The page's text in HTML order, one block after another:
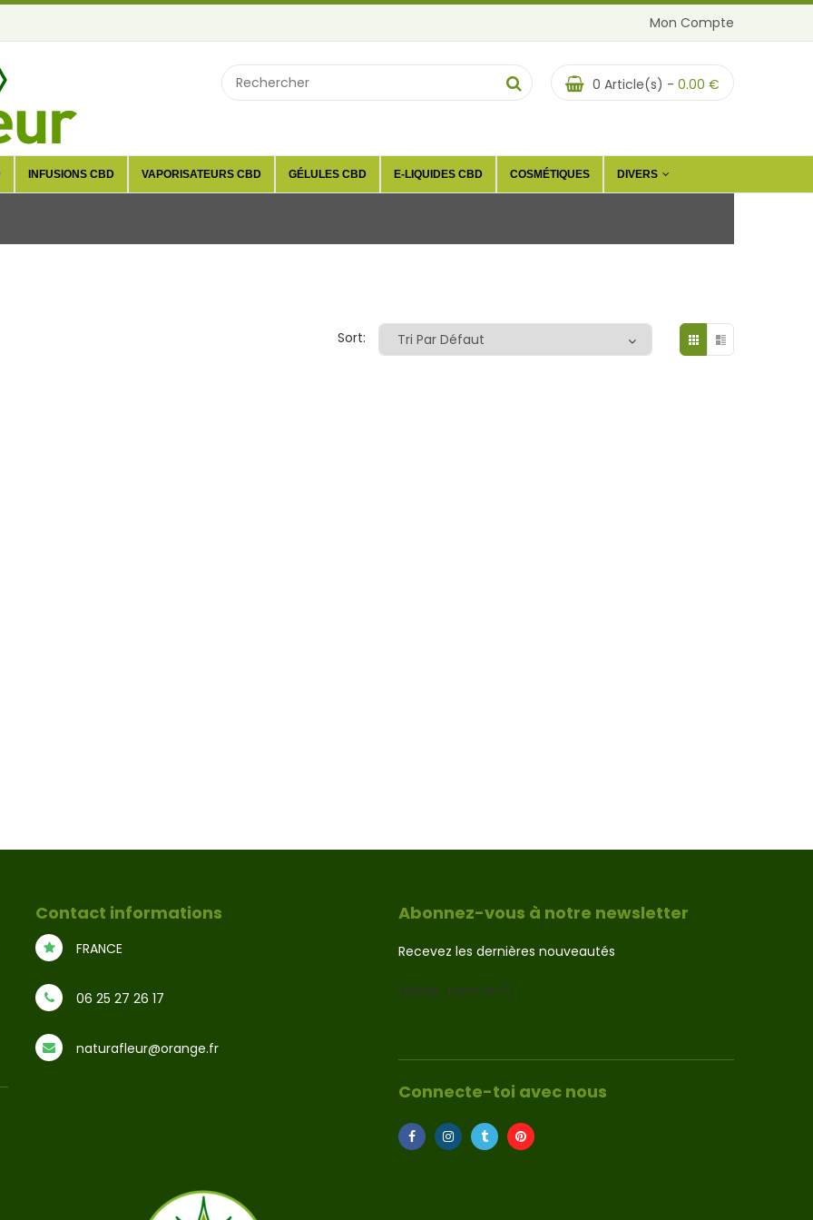
Mon Compte
0 Article(s) - 0.00 €
INFUSIONS CBD VAPORISATEURS CBD GÉLULES CBD E-LIQUIDES CBD COSMÉTIQUES DIVERS
Sort:
Contact informations
FRANCE
06 25 27 26 17
naturafleur@orange.fr
Abonnez-vous à notre newsletter
Recevez les dernières nouveautés
[sibwp_form id=1]
Connecte-toi avec nous